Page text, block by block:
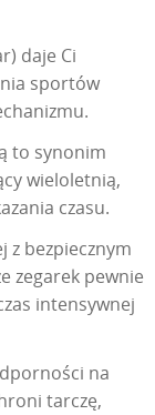
daje Ci
sportów
to synonim
wieloletnią,
czasu.
z bezpiecznym
zegarek pewnie
intensywnej
na
tarczę,